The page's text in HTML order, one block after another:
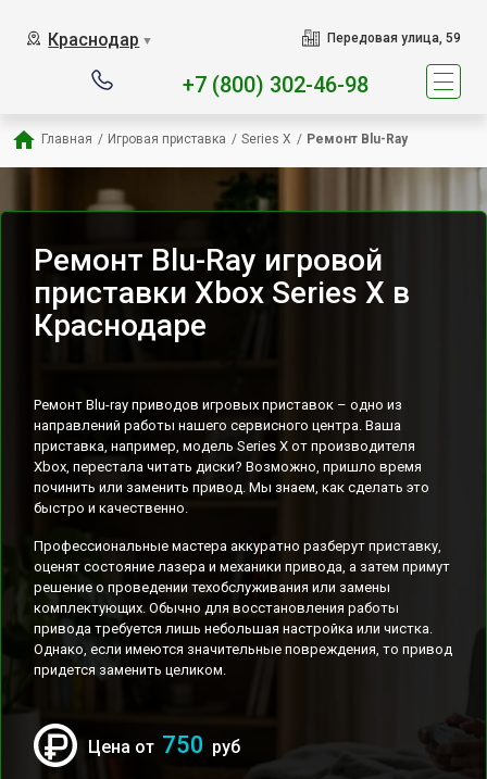
Краснодар ▼ Передовая улица, 59
+7 (800) 302-46-98
Главная / Игровая приставка / Series X / Ремонт Blu-Ray
Ремонт Blu-Ray игровой
приставки Xbox Series X в
Краснодаре
Ремонт Blu-ray приводов игровых приставок – одно из
направлений работы нашего сервисного центра. Ваша
приставка, например, модель Series X от производителя
Xbox, перестала читать диски? Возможно, пришло время
починить или заменить привод. Мы знаем, как сделать это
быстро и качественно.
Профессиональные мастера аккуратно разберут приставку,
оценят состояние лазера и механики привода, а затем примут
решение о проведении техобслуживания или замены
комплектующих. Обычно для восстановления работы
привода требуется лишь небольшая настройка или чистка.
Однако, если имеются значительные повреждения, то привод
придется заменить целиком.
Цена от 750 руб